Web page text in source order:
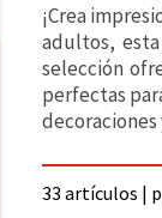
¡Crea
adultos,
selección
perfectas
decoraciones
33 artículos |